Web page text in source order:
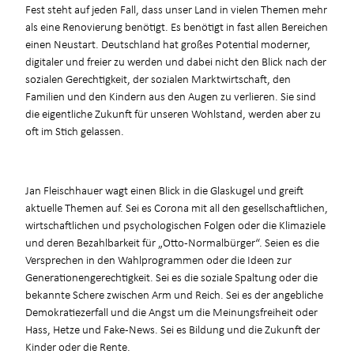
Fest steht auf jeden Fall, dass unser Land in vielen Themen mehr
als eine Renovierung benötigt. Es benötigt in fast allen Bereichen
einen Neustart. Deutschland hat großes Potential moderner,
digitaler und freier zu werden und dabei nicht den Blick nach der
sozialen Gerechtigkeit, der sozialen Marktwirtschaft, den
Familien und den Kindern aus den Augen zu verlieren. Sie sind
die eigentliche Zukunft für unseren Wohlstand, werden aber zu
oft im Stich gelassen.
Jan Fleischhauer wagt einen Blick in die Glaskugel und greift
aktuelle Themen auf. Sei es Corona mit all den gesellschaftlichen,
wirtschaftlichen und psychologischen Folgen oder die Klimaziele
und deren Bezahlbarkeit für „Otto-Normalbürger“. Seien es die
Versprechen in den Wahlprogrammen oder die Ideen zur
Generationengerechtigkeit. Sei es die soziale Spaltung oder die
bekannte Schere zwischen Arm und Reich. Sei es der angebliche
Demokratiezerfall und die Angst um die Meinungsfreiheit oder
Hass, Hetze und Fake-News. Sei es Bildung und die Zukunft der
Kinder oder die Rente.